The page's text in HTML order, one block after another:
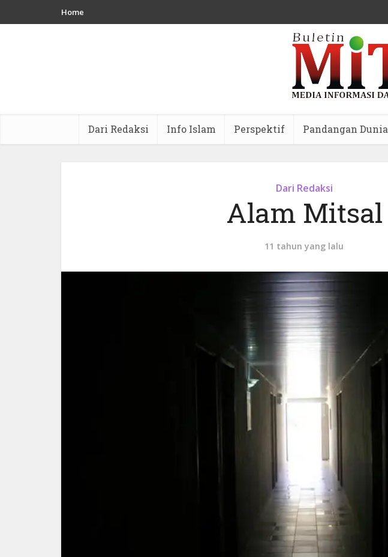
Home
Dari Redaksi Info Islam Perspektif Pandangan Dunia
Dari Redaksi
Alam Mitsal
11 tahun yang lalu